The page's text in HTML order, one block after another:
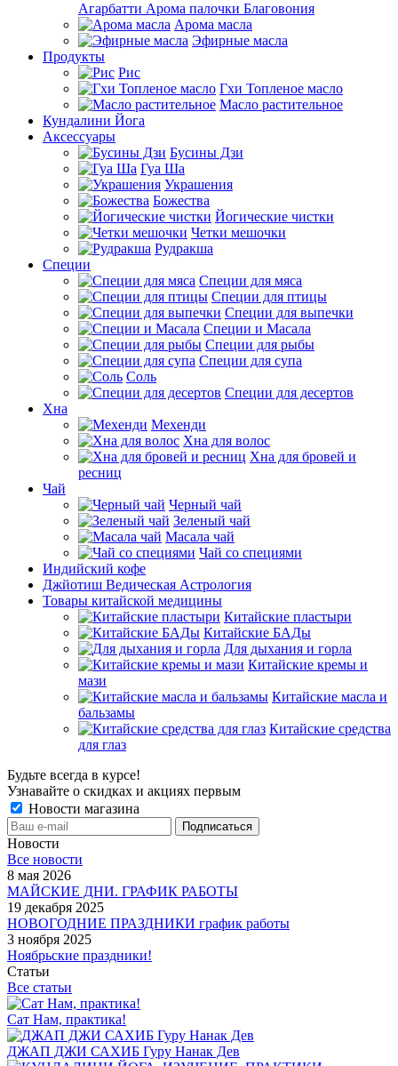
Агарбатти Арома палочки Благовония
Арома масла
Эфирные масла
Продукты
Рис
Гхи Топленое масло
Масло растительное
Кундалини Йога
Аксессуары
Бусины Дзи
Гуа Ша
Украшения
Божества
Йогические чистки
Четки мешочки
Рудракша
Специи
Специи для мяса
Специи для птицы
Специи для выпечки
Специи и Масала
Специи для рыбы
Специи для супа
Соль
Специи для десертов
Хна
Мехенди
Хна для волос
Хна для бровей и
ресниц
Чай
Черный чай
Зеленый чай
Масала чай
Чай со специями
Индийский кофе
Джйотиш Ведическая Астрология
Товары китайской медицины
Китайские пластыри
Китайские БАДы
Для дыхания и горла
Китайские кремы и
мази
Китайские масла и
бальзамы
Китайские средства
для глаз
Будьте всегда в курсе!
Узнавайте о скидках и акциях первым
Новости магазина
Новости
Все новости
8 мая 2026
МАЙСКИЕ ДНИ. ГРАФИК РАБОТЫ
19 декабря 2025
НОВОГОДНИЕ ПРАЗДНИКИ график работы
3 ноября 2025
Ноябрьские праздники!
Статьи
Все статьи
Сат Нам, практика!
ДЖАП ДЖИ САХИБ Гуру Нанак Дев